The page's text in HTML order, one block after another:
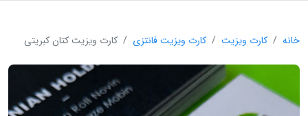
خانه کارت ویزیت کارت ویزیت فانتزی کارت ویزیت کتان کبریتی